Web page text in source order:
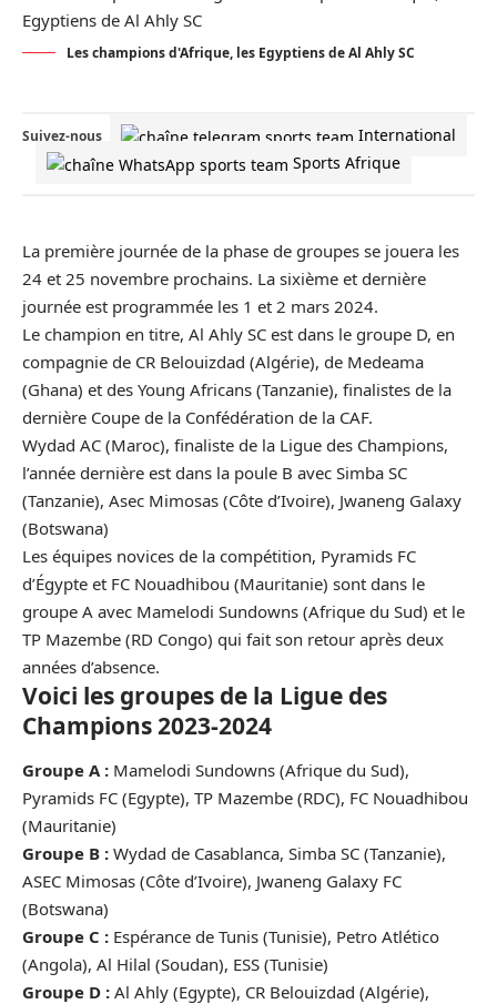
Les champions d'Afrique, les Egyptiens de Al Ahly SC
Suivez-nous
International
Sports Afrique
La première journée de la phase de groupes se jouera les
24 et 25 novembre prochains. La sixième et dernière
journée est programmée les 1 et 2 mars 2024.
Le champion en titre, Al Ahly SC est dans le groupe D, en
compagnie de CR Belouizdad (Algérie), de Medeama
(Ghana) et des Young Africans (Tanzanie), finalistes de la
dernière Coupe de la Confédération de la CAF.
Wydad AC (Maroc), finaliste de la Ligue des Champions,
l’année dernière est dans la poule B avec Simba SC
(Tanzanie), Asec Mimosas (Côte d’Ivoire), Jwaneng Galaxy
(Botswana)
Les équipes novices de la compétition, Pyramids FC
d’Égypte et FC Nouadhibou (Mauritanie) sont dans le
groupe A avec Mamelodi Sundowns (Afrique du Sud) et le
TP Mazembe (RD Congo) qui fait son retour après deux
années d’absence.
Voici les groupes de la Ligue des
Champions 2023-2024
Groupe A : Mamelodi Sundowns (Afrique du Sud),
Pyramids FC (Egypte), TP Mazembe (RDC), FC Nouadhibou
(Mauritanie)
Groupe B : Wydad de Casablanca, Simba SC (Tanzanie),
ASEC Mimosas (Côte d’Ivoire), Jwaneng Galaxy FC
(Botswana)
Groupe C : Espérance de Tunis (Tunisie), Petro Atlético
(Angola), Al Hilal (Soudan), ESS (Tunisie)
Groupe D : Al Ahly (Egypte), CR Belouizdad (Algérie),